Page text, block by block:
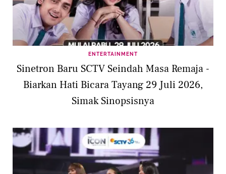
ENTERTAINMENT
Sinetron Baru SCTV Seindah Masa Remaja -
Biarkan Hati Bicara Tayang 29 Juli 2026,
Simak Sinopsisnya